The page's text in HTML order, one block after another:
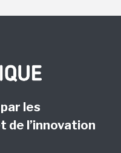
les
de l’innovation